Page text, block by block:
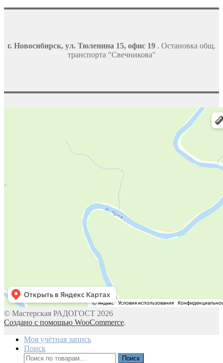
г. Новосибирск, ул. Тюленина 15, офис 19 . Остановка общ.
транспорта "Свечникова"
© Мастерская РАДОГОСТ 2026
Создано с помощью WooCommerce.
Моя учётная запись
Поиск
Искать:
Поиск